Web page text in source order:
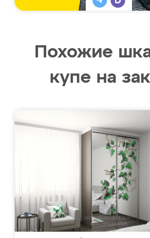
Похожие
купе на